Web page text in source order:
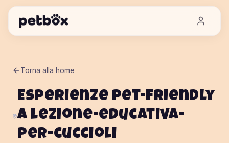
Torna alla home
Esperienze pet-friendly
a lezione-educativa-
per-cuccioli